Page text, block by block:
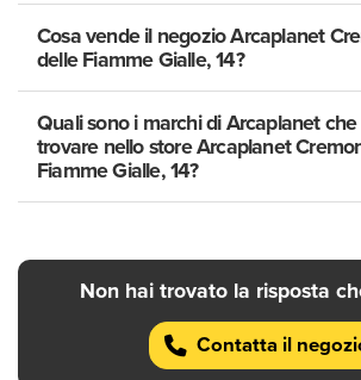
Cosa vende il negozio Arcaplanet
delle Fiamme Gialle, 14?
Quali sono i marchi di Arcaplanet
trovare nello store Arcaplanet
Fiamme Gialle, 14?
Non hai trovato la risposta
Contatta il